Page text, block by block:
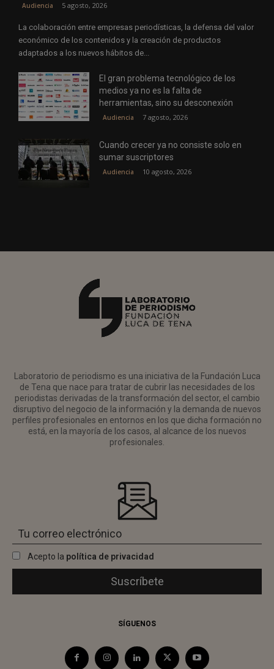
Audiencia 5 agosto, 2026
La colaboración entre empresas periodísticas, la defensa del valor
económico de los contenidos y la creación de productos
adaptados a los nuevos hábitos de...
El gran problema tecnológico de los
medios ya no es la falta de
herramientas, sino su desconexión
Audiencia 7 agosto, 2026
Cuando crecer ya no consiste solo en
sumar suscriptores
Audiencia 10 agosto, 2026
Laboratorio de periodismo es una iniciativa de la Fundación Luca
de Tena que nace para tratar de cubrir las necesidades de los
periodistas derivadas de la transformación del sector, el cambio
disruptivo del negocio de la información y la demanda de nuevos
perfiles profesionales en entornos en los que dicha formación no
está, en la mayoría de los casos, al alcance de los nuevos
profesionales.
Acepto la política de privacidad
SÍGUENOS